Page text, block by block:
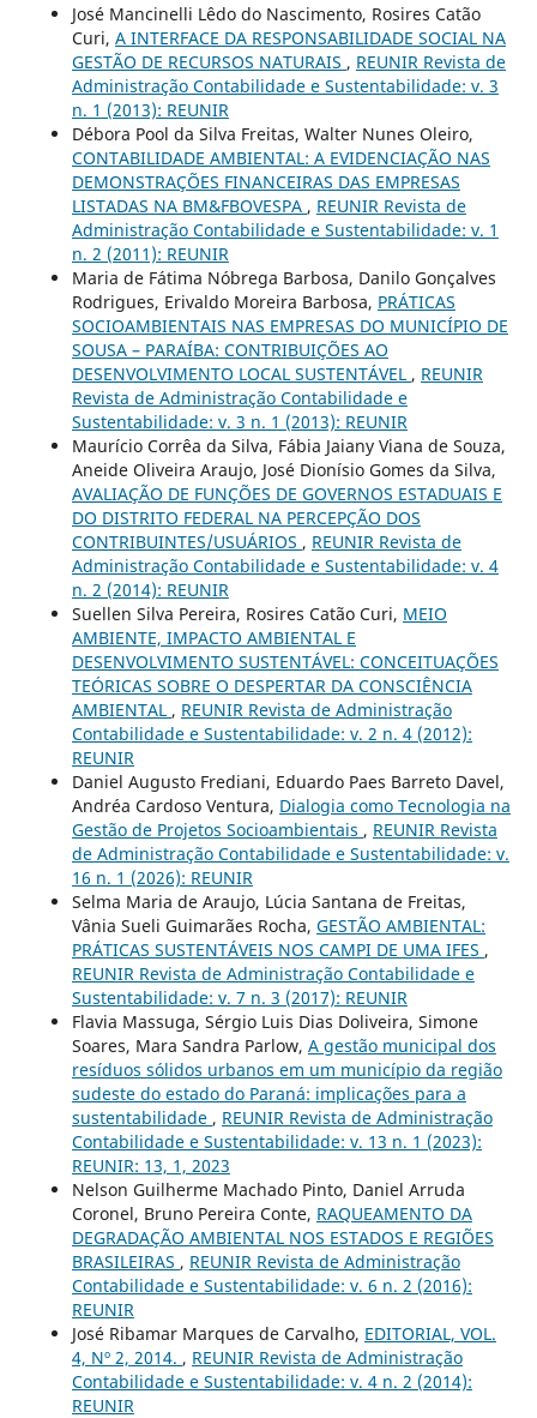
José Mancinelli Lêdo do Nascimento, Rosires Catão
Curi, A INTERFACE DA RESPONSABILIDADE SOCIAL NA
GESTÃO DE RECURSOS NATURAIS , REUNIR Revista de
Administração Contabilidade e Sustentabilidade: v. 3
n. 1 (2013): REUNIR
Débora Pool da Silva Freitas, Walter Nunes Oleiro,
CONTABILIDADE AMBIENTAL: A EVIDENCIAÇÃO NAS
DEMONSTRAÇÕES FINANCEIRAS DAS EMPRESAS
LISTADAS NA BM&FBOVESPA , REUNIR Revista de
Administração Contabilidade e Sustentabilidade: v. 1
n. 2 (2011): REUNIR
Maria de Fátima Nóbrega Barbosa, Danilo Gonçalves
Rodrigues, Erivaldo Moreira Barbosa, PRÁTICAS
SOCIOAMBIENTAIS NAS EMPRESAS DO MUNICÍPIO DE
SOUSA – PARAÍBA: CONTRIBUIÇÕES AO
DESENVOLVIMENTO LOCAL SUSTENTÁVEL , REUNIR
Revista de Administração Contabilidade e
Sustentabilidade: v. 3 n. 1 (2013): REUNIR
Maurício Corrêa da Silva, Fábia Jaiany Viana de Souza,
Aneide Oliveira Araujo, José Dionísio Gomes da Silva,
AVALIAÇÃO DE FUNÇÕES DE GOVERNOS ESTADUAIS E
DO DISTRITO FEDERAL NA PERCEPÇÃO DOS
CONTRIBUINTES/USUÁRIOS , REUNIR Revista de
Administração Contabilidade e Sustentabilidade: v. 4
n. 2 (2014): REUNIR
Suellen Silva Pereira, Rosires Catão Curi, MEIO
AMBIENTE, IMPACTO AMBIENTAL E
DESENVOLVIMENTO SUSTENTÁVEL: CONCEITUAÇÕES
TEÓRICAS SOBRE O DESPERTAR DA CONSCIÊNCIA
AMBIENTAL , REUNIR Revista de Administração
Contabilidade e Sustentabilidade: v. 2 n. 4 (2012):
REUNIR
Daniel Augusto Frediani, Eduardo Paes Barreto Davel,
Andréa Cardoso Ventura, Dialogia como Tecnologia na
Gestão de Projetos Socioambientais , REUNIR Revista
de Administração Contabilidade e Sustentabilidade: v.
16 n. 1 (2026): REUNIR
Selma Maria de Araujo, Lúcia Santana de Freitas,
Vânia Sueli Guimarães Rocha, GESTÃO AMBIENTAL:
PRÁTICAS SUSTENTÁVEIS NOS CAMPI DE UMA IFES ,
REUNIR Revista de Administração Contabilidade e
Sustentabilidade: v. 7 n. 3 (2017): REUNIR
Flavia Massuga, Sérgio Luis Dias Doliveira, Simone
Soares, Mara Sandra Parlow, A gestão municipal dos
resíduos sólidos urbanos em um município da região
sudeste do estado do Paraná: implicações para a
sustentabilidade , REUNIR Revista de Administração
Contabilidade e Sustentabilidade: v. 13 n. 1 (2023):
REUNIR: 13, 1, 2023
Nelson Guilherme Machado Pinto, Daniel Arruda
Coronel, Bruno Pereira Conte, RAQUEAMENTO DA
DEGRADAÇÃO AMBIENTAL NOS ESTADOS E REGIÕES
BRASILEIRAS , REUNIR Revista de Administração
Contabilidade e Sustentabilidade: v. 6 n. 2 (2016):
REUNIR
José Ribamar Marques de Carvalho, EDITORIAL, VOL.
4, Nº 2, 2014. , REUNIR Revista de Administração
Contabilidade e Sustentabilidade: v. 4 n. 2 (2014):
REUNIR